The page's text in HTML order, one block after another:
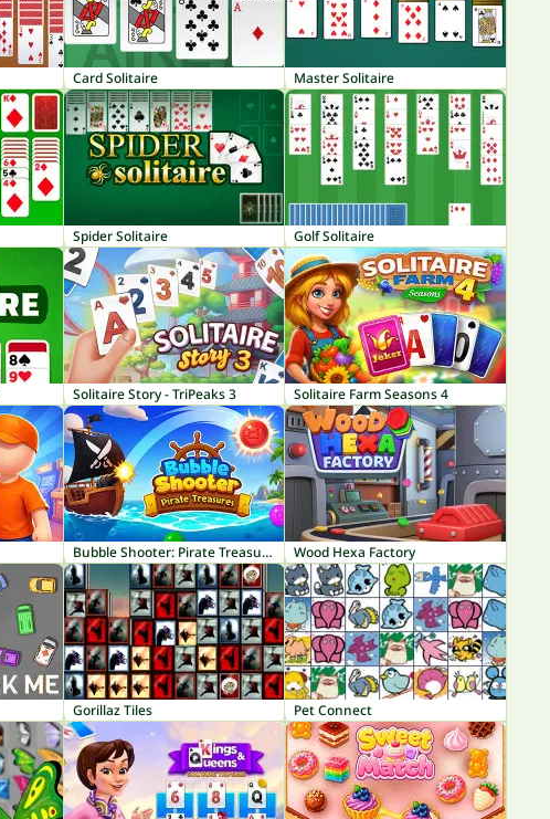
Card Solitaire Master Solitaire
Spider Solitaire Golf Solitaire
Solitaire Story - TriPeaks 3 Solitaire Farm Seasons 4
Bubble Shooter: Pirate Treasures Wood Hexa Factory
Gorillaz Tiles Pet Connect